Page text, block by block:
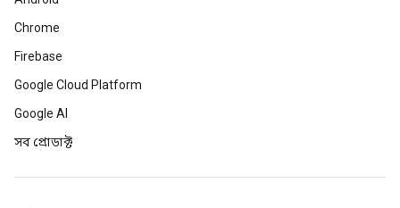
Chrome
Firebase
Google Cloud Platform
Google AI
সব প্রোডাক্ট